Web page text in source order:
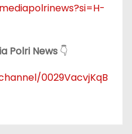
Polri News 👇
0029VacvjKqB